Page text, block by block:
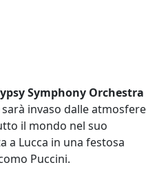
Symphony Orchestra
invaso dalle atmosfere
il mondo nel suo
a Lucca in una festosa
Puccini.